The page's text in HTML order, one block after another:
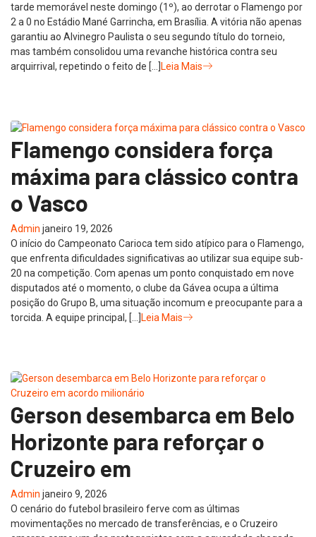
tarde memorável neste domingo (1º), ao derrotar o Flamengo por
2 a 0 no Estádio Mané Garrincha, em Brasília. A vitória não apenas
garantiu ao Alvinegro Paulista o seu segundo título do torneio,
mas também consolidou uma revanche histórica contra seu
arquirrival, repetindo o feito de […]
Leia Mais
Flamengo considera força
máxima para clássico contra
o Vasco
Admin janeiro 19, 2026
O início do Campeonato Carioca tem sido atípico para o Flamengo,
que enfrenta dificuldades significativas ao utilizar sua equipe sub-
20 na competição. Com apenas um ponto conquistado em nove
disputados até o momento, o clube da Gávea ocupa a última
posição do Grupo B, uma situação incomum e preocupante para a
torcida. A equipe principal, […]Leia Mais
Gerson desembarca em Belo
Horizonte para reforçar o
Cruzeiro em
Admin janeiro 9, 2026
O cenário do futebol brasileiro ferve com as últimas
movimentações no mercado de transferências, e o Cruzeiro